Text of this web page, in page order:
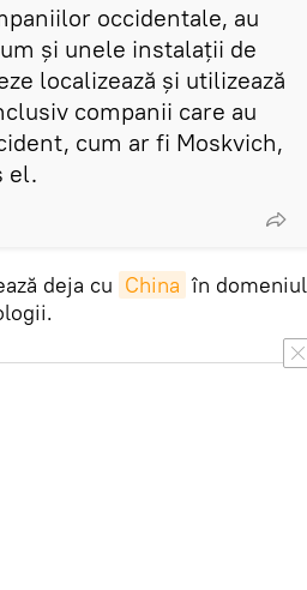
occidentale, au
și unele instalații de
localizează și utilizează
companii care au
cum ar fi Moskvich,
el.
deja cu China în domeniul